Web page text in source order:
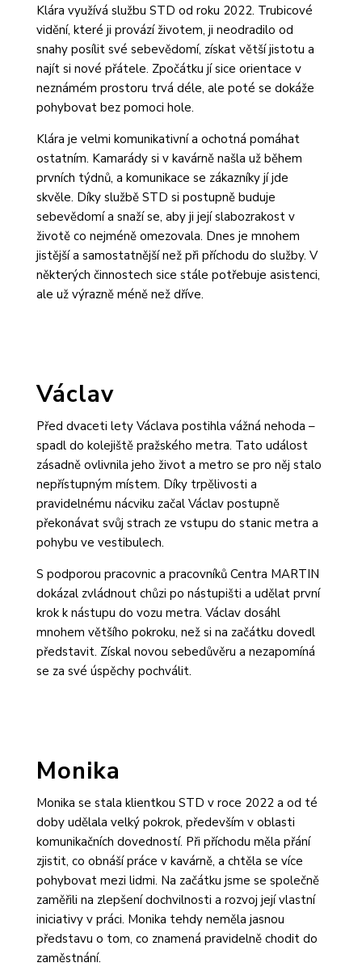
Klára využívá službu STD od roku 2022. Trubicové
vidění, které ji provází životem, ji neodradilo od
snahy posílit své sebevědomí, získat větší jistotu a
najít si nové přátele. Zpočátku jí sice orientace v
neznámém prostoru trvá déle, ale poté se dokáže
pohybovat bez pomoci hole.
Klára je velmi komunikativní a ochotná pomáhat
ostatním. Kamarády si v kavárně našla už během
prvních týdnů, a komunikace se zákazníky jí jde
skvěle. Díky službě STD si postupně buduje
sebevědomí a snaží se, aby ji její slabozrakost v
životě co nejméně omezovala. Dnes je mnohem
jistější a samostatnější než při příchodu do služby. V
některých činnostech sice stále potřebuje asistenci,
ale už výrazně méně než dříve.
Václav
Před dvaceti lety Václava postihla vážná nehoda –
spadl do kolejiště pražského metra. Tato událost
zásadně ovlivnila jeho život a metro se pro něj stalo
nepřístupným místem. Díky trpělivosti a
pravidelnému nácviku začal Václav postupně
překonávat svůj strach ze vstupu do stanic metra a
pohybu ve vestibulech.
S podporou pracovnic a pracovníků Centra MARTIN
dokázal zvládnout chůzi po nástupišti a udělat první
krok k nástupu do vozu metra. Václav dosáhl
mnohem většího pokroku, než si na začátku dovedl
představit. Získal novou sebedůvěru a nezapomíná
se za své úspěchy pochválit.
Monika
Monika se stala klientkou STD v roce 2022 a od té
doby udělala velký pokrok, především v oblasti
komunikačních dovedností. Při příchodu měla přání
zjistit, co obnáší práce v kavárně, a chtěla se více
pohybovat mezi lidmi. Na začátku jsme se společně
zaměřili na zlepšení dochvilnosti a rozvoj její vlastní
iniciativy v práci. Monika tehdy neměla jasnou
představu o tom, co znamená pravidelně chodit do
zaměstnání.